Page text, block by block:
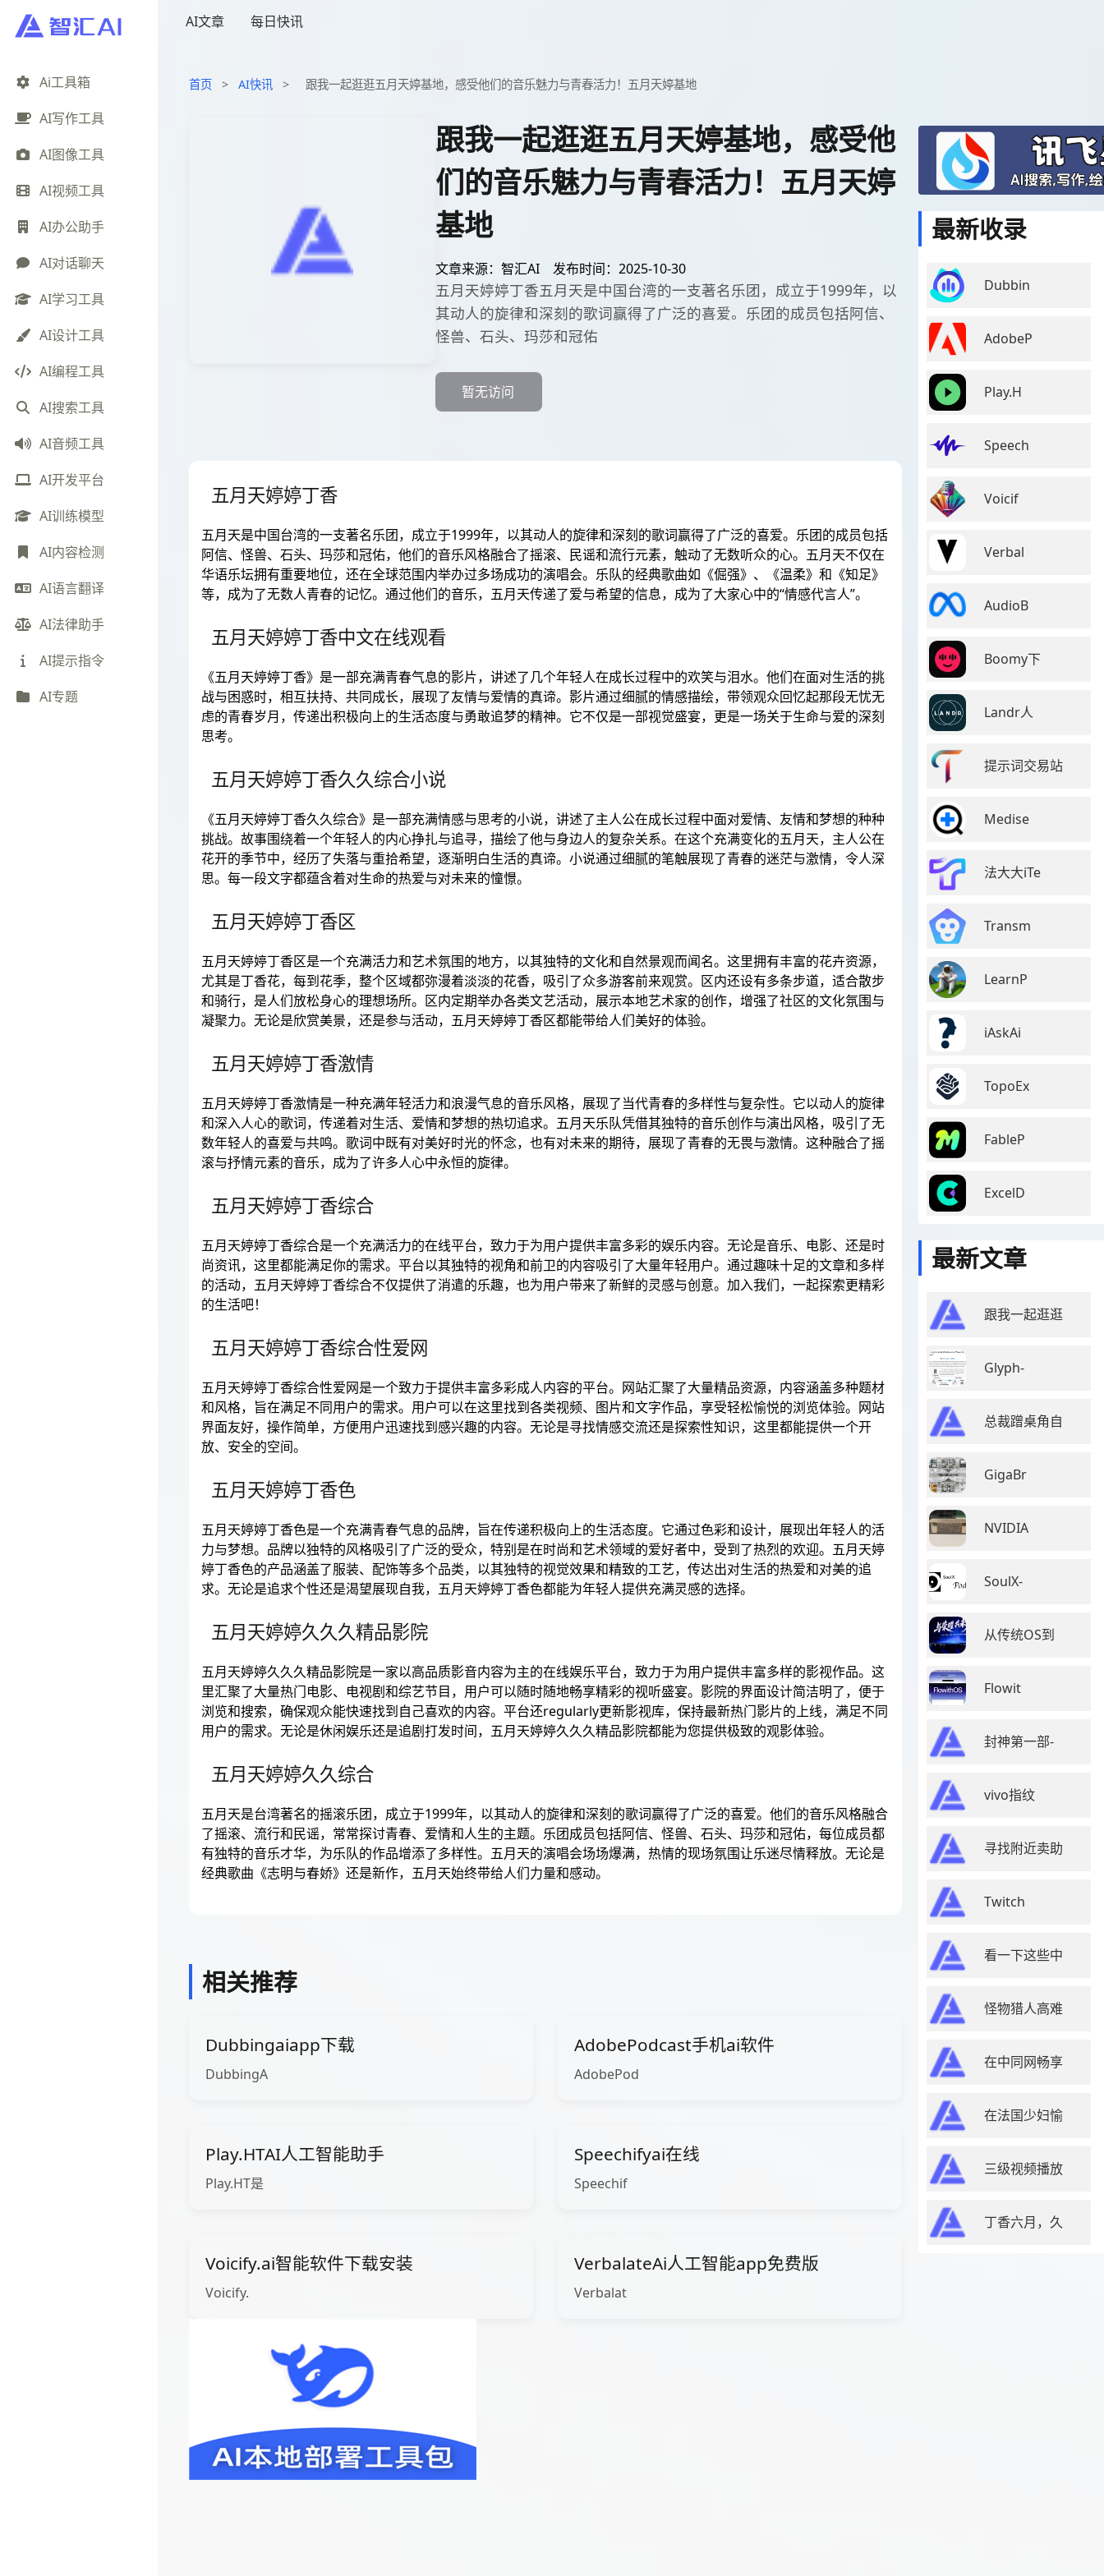
Ai工具箱
AI写作工具
AI图像工具
AI视频工具
AI办公助手
AI对话聊天
AI学习工具
AI设计工具
AI编程工具
AI搜索工具
AI音频工具
AI开发平台
AI训练模型
AI内容检测
AI语言翻译
AI法律助手
AI提示指令
AI专题
AI文章 每日快讯
首页 > AI快讯 > 跟我一起逛逛五月天婷基地，感受他们的音乐魅力与青春活力！五月天婷基地
跟我一起逛逛五月天婷基地，感受他
们的音乐魅力与青春活力！五月天婷
基地
文章来源：智汇AI 发布时间：2025-10-30
五月天婷婷丁香五月天是中国台湾的一支著名乐团，成立于1999年，以
其动人的旋律和深刻的歌词赢得了广泛的喜爱。乐团的成员包括阿信、
怪兽、石头、玛莎和冠佑
暂无访问
五月天婷婷丁香
五月天是中国台湾的一支著名乐团，成立于1999年，以其动人的旋律和深刻的歌词赢得了广泛的喜爱。乐团的成员包括
阿信、怪兽、石头、玛莎和冠佑，他们的音乐风格融合了摇滚、民谣和流行元素，触动了无数听众的心。五月天不仅在
华语乐坛拥有重要地位，还在全球范围内举办过多场成功的演唱会。乐队的经典歌曲如《倔强》、《温柔》和《知足》
等，成为了无数人青春的记忆。通过他们的音乐，五月天传递了爱与希望的信息，成为了大家心中的“情感代言人”。
五月天婷婷丁香中文在线观看
《五月天婷婷丁香》是一部充满青春气息的影片，讲述了几个年轻人在成长过程中的欢笑与泪水。他们在面对生活的挑
战与困惑时，相互扶持、共同成长，展现了友情与爱情的真谛。影片通过细腻的情感描绘，带领观众回忆起那段无忧无
虑的青春岁月，传递出积极向上的生活态度与勇敢追梦的精神。它不仅是一部视觉盛宴，更是一场关于生命与爱的深刻
思考。
五月天婷婷丁香久久综合小说
《五月天婷婷丁香久久综合》是一部充满情感与思考的小说，讲述了主人公在成长过程中面对爱情、友情和梦想的种种
挑战。故事围绕着一个年轻人的内心挣扎与追寻，描绘了他与身边人的复杂关系。在这个充满变化的五月天，主人公在
花开的季节中，经历了失落与重拾希望，逐渐明白生活的真谛。小说通过细腻的笔触展现了青春的迷茫与激情，令人深
思。每一段文字都蕴含着对生命的热爱与对未来的憧憬。
五月天婷婷丁香区
五月天婷婷丁香区是一个充满活力和艺术氛围的地方，以其独特的文化和自然景观而闻名。这里拥有丰富的花卉资源，
尤其是丁香花，每到花季，整个区域都弥漫着淡淡的花香，吸引了众多游客前来观赏。区内还设有多条步道，适合散步
和骑行，是人们放松身心的理想场所。区内定期举办各类文艺活动，展示本地艺术家的创作，增强了社区的文化氛围与
凝聚力。无论是欣赏美景，还是参与活动，五月天婷婷丁香区都能带给人们美好的体验。
五月天婷婷丁香激情
五月天婷婷丁香激情是一种充满年轻活力和浪漫气息的音乐风格，展现了当代青春的多样性与复杂性。它以动人的旋律
和深入人心的歌词，传递着对生活、爱情和梦想的热切追求。五月天乐队凭借其独特的音乐创作与演出风格，吸引了无
数年轻人的喜爱与共鸣。歌词中既有对美好时光的怀念，也有对未来的期待，展现了青春的无畏与激情。这种融合了摇
滚与抒情元素的音乐，成为了许多人心中永恒的旋律。
五月天婷婷丁香综合
五月天婷婷丁香综合是一个充满活力的在线平台，致力于为用户提供丰富多彩的娱乐内容。无论是音乐、电影、还是时
尚资讯，这里都能满足你的需求。平台以其独特的视角和前卫的内容吸引了大量年轻用户。通过趣味十足的文章和多样
的活动，五月天婷婷丁香综合不仅提供了消遣的乐趣，也为用户带来了新鲜的灵感与创意。加入我们，一起探索更精彩
的生活吧！
五月天婷婷丁香综合性爱网
五月天婷婷丁香综合性爱网是一个致力于提供丰富多彩成人内容的平台。网站汇聚了大量精品资源，内容涵盖多种题材
和风格，旨在满足不同用户的需求。用户可以在这里找到各类视频、图片和文字作品，享受轻松愉悦的浏览体验。网站
界面友好，操作简单，方便用户迅速找到感兴趣的内容。无论是寻找情感交流还是探索性知识，这里都能提供一个开
放、安全的空间。
五月天婷婷丁香色
五月天婷婷丁香色是一个充满青春气息的品牌，旨在传递积极向上的生活态度。它通过色彩和设计，展现出年轻人的活
力与梦想。品牌以独特的风格吸引了广泛的受众，特别是在时尚和艺术领域的爱好者中，受到了热烈的欢迎。五月天婷
婷丁香色的产品涵盖了服装、配饰等多个品类，以其独特的视觉效果和精致的工艺，传达出对生活的热爱和对美的追
求。无论是追求个性还是渴望展现自我，五月天婷婷丁香色都能为年轻人提供充满灵感的选择。
五月天婷婷久久久精品影院
五月天婷婷久久久精品影院是一家以高品质影音内容为主的在线娱乐平台，致力于为用户提供丰富多样的影视作品。这
里汇聚了大量热门电影、电视剧和综艺节目，用户可以随时随地畅享精彩的视听盛宴。影院的界面设计简洁明了，便于
浏览和搜索，确保观众能快速找到自己喜欢的内容。平台还regularly更新影视库，保持最新热门影片的上线，满足不同
用户的需求。无论是休闲娱乐还是追剧打发时间，五月天婷婷久久久精品影院都能为您提供极致的观影体验。
五月天婷婷久久综合
五月天是台湾著名的摇滚乐团，成立于1999年，以其动人的旋律和深刻的歌词赢得了广泛的喜爱。他们的音乐风格融合
了摇滚、流行和民谣，常常探讨青春、爱情和人生的主题。乐团成员包括阿信、怪兽、石头、玛莎和冠佑，每位成员都
有独特的音乐才华，为乐队的作品增添了多样性。五月天的演唱会场场爆满，热情的现场氛围让乐迷尽情释放。无论是
经典歌曲《志明与春娇》还是新作，五月天始终带给人们力量和感动。
相关推荐
Dubbingaiapp下载
DubbingA
AdobePodcast手机ai软件
AdobePod
Play.HTAI人工智能助手
Play.HT是
Speechifyai在线
Speechif
Voicify.ai智能软件下载安装
Voicify.
VerbalateAi人工智能app免费版
Verbalat
最新收录
Dubbin
AdobeP
Play.H
Speech
Voicif
Verbal
AudioB
Boomy下
Landr人
提示词交易站
Medise
法大大iTe
Transm
LearnP
iAskAi
TopoEx
FableP
ExcelD
最新文章
跟我一起逛逛
Glyph-
总裁蹭桌角自
GigaBr
NVIDIA
SoulX-
从传统OS到
Flowit
封神第一部-
vivo指纹
寻找附近卖助
Twitch
看一下这些中
怪物猎人高难
在中同网畅享
在法国少妇愉
三级视频播放
丁香六月，久